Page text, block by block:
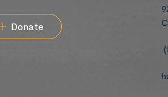
Donate